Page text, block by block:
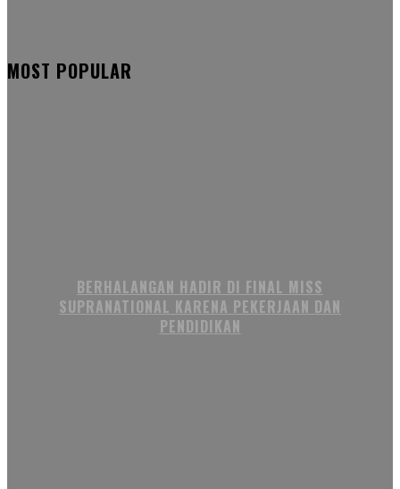
MOST POPULAR
BERHALANGAN HADIR DI FINAL MISS
SUPRANATIONAL KARENA PEKERJAAN DAN
PENDIDIKAN